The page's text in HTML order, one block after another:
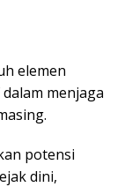
elemen
menjaga
potensi
dini,